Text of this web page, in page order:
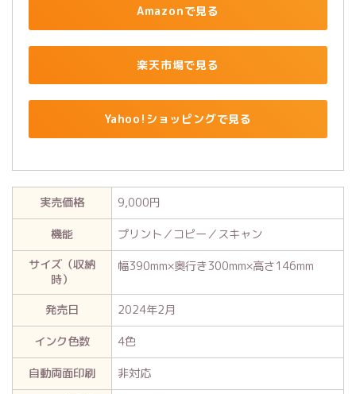
Amazonで見る
楽天市場で見る
Yahoo!ショッピングで見る
実売価格
9,000円
機能
プリント／コピー／スキャン
サイズ（収納
時）
幅390mm×奥行き300mm×高さ146mm
発売日
2024年2月
インク色数
4色
自動両面印刷
非対応